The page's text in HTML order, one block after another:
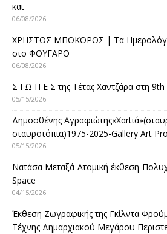
και
06/08/2026
ΧΡΗΣΤΟΣ ΜΠΟΚΟΡΟΣ | Τα
στο ΦΟΥΓΑΡΟ
06/08/2026
Σ Ι Ω Π Ε Σ της Τέτας Χαντζάρα στη
05/15/2026
Δημοσθένης
σταυροτόπια)1975-2025-Gallery Art
05/15/2026
Νατάσα Μεταξά-Ατομική έκθεση-
Space
04/15/2026
Έκθεση Ζωγραφικής της Γκίλντα
Τέχνης Δημαρχιακού Μεγάρου